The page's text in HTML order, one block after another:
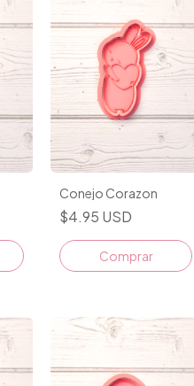
Conejo Corazon
$4.95 USD
Comprar